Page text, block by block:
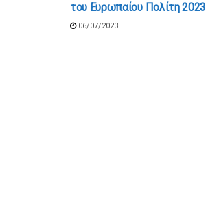
του Ευρωπαίου Πολίτη 2023
06/07/2023